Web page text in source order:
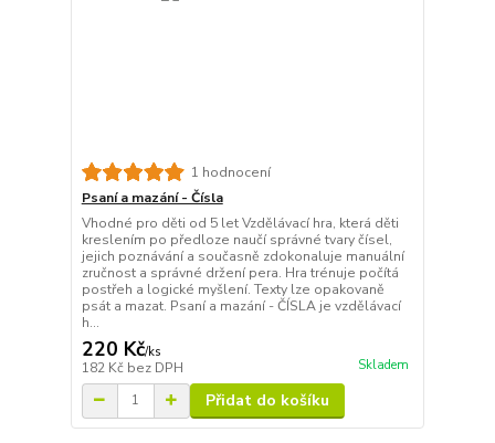
1 hodnocení
Psaní a mazání - Čísla
Vhodné pro děti od 5 let Vzdělávací hra, která děti
kreslením po předloze naučí správné tvary čísel,
jejich poznávání a současně zdokonaluje manuální
zručnost a správné držení pera. Hra trénuje počítá
postřeh a logické myšlení. Texty lze opakovaně
psát a mazat. Psaní a mazání - ČÍSLA je vzdělávací
h...
220 Kč/ks
182 Kč bez DPH Skladem
Přidat do košíku